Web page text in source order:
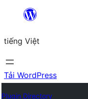
Chuyển
phần
nội
dung
tiếng Việt
Tải WordPress
Plugin Directory